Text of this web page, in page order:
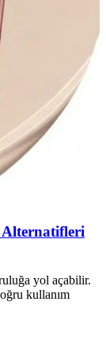
Alternatifleri
yol açabilir.
kullanım